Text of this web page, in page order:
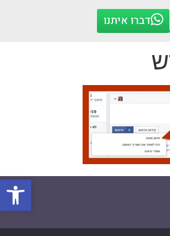
פתח
דברו איתנו